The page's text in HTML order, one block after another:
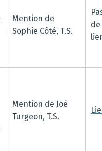
Mention de
Sophie Côté, T.S.
de
Mention de Joé
Turgeon, T.S.